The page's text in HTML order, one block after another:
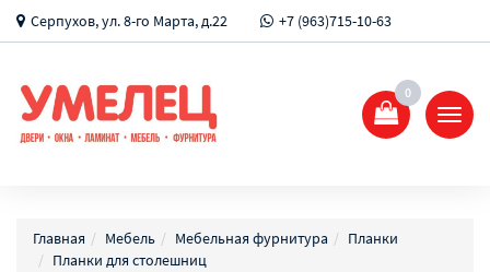
Серпухов, ул. 8-го Марта, д.22 +7 (963)715-10-63
0
Главная Мебель Мебельная фурнитура
Планки
Планки для столешниц